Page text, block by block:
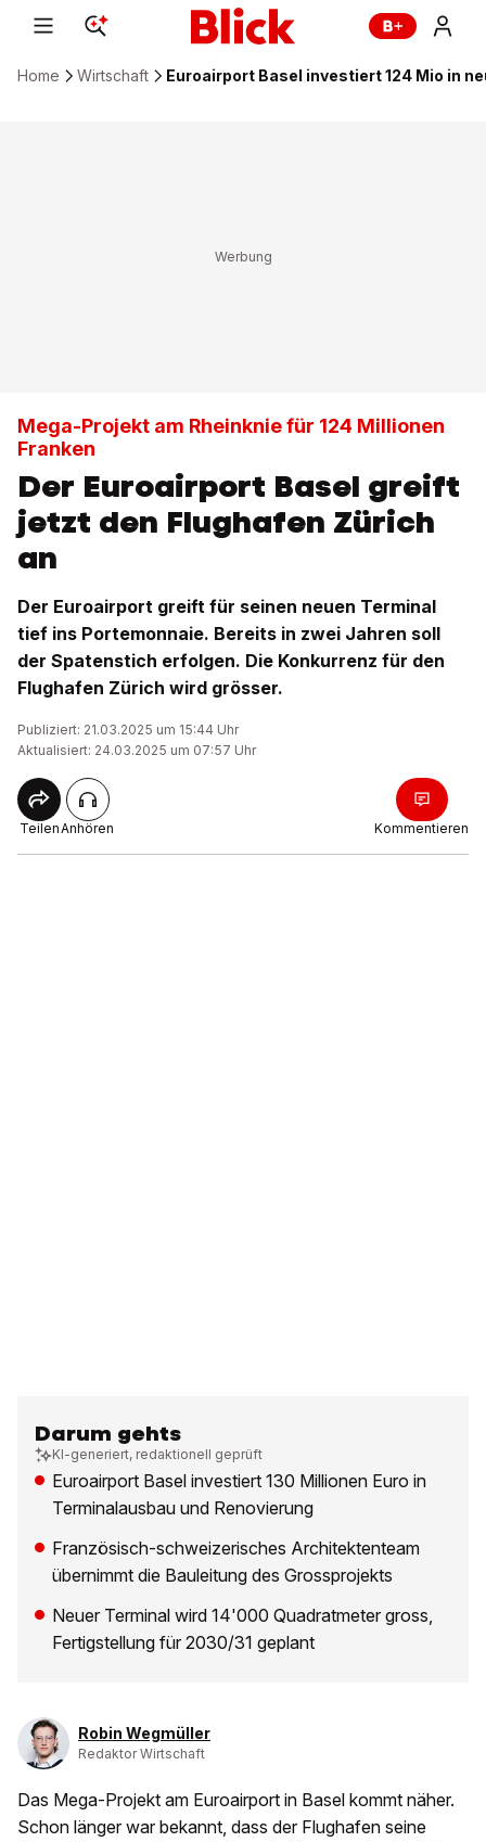
Home Wirtschaft Euroairport Basel investiert 124 Mio in
Mega-Projekt am Rheinknie für 124 Millionen
Franken
Der Euroairport Basel greift
jetzt den Flughafen Zürich
an
Der Euroairport greift für seinen neuen Terminal
tief ins Portemonnaie. Bereits in zwei Jahren soll
der Spatenstich erfolgen. Die Konkurrenz für den
Flughafen Zürich wird grösser.
Publiziert: 21.03.2025 um 15:44 Uhr
Aktualisiert: 24.03.2025 um 07:57 Uhr
TeilenAnhören Kommentieren
Darum gehts
KI-generiert, redaktionell geprüft
Euroairport Basel investiert 130 Millionen Euro in
Terminalausbau und Renovierung
Französisch-schweizerisches Architektenteam
übernimmt die Bauleitung des Grossprojekts
Neuer Terminal wird 14'000 Quadratmeter gross,
Fertigstellung für 2030/31 geplant
Robin Wegmüller
Redaktor Wirtschaft
Das Mega-Projekt am Euroairport in Basel kommt näher.
Schon länger war bekannt, dass der Flughafen seine